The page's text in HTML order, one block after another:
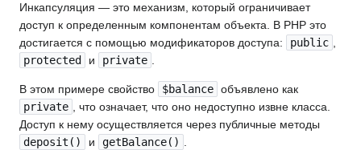
Инкапсуляция — это механизм, который ограничивает
доступ к определенным компонентам объекта. В PHP это
достигается с помощью модификаторов доступа:
public
protected
и private
В этом примере свойство $balance объявлено как
private
, что означает, что оно недоступно извне класса.
Доступ к нему осуществляется через публичные методы
deposit()
и getBalance()